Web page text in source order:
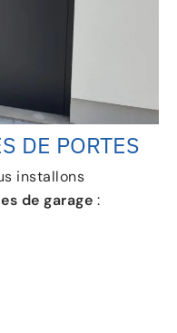
DE PORTES
installons
de garage :